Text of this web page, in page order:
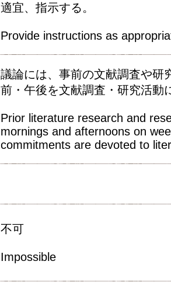
適宜、指示する。
Provide instructions as
議論には、事前の文献調査や研
前・午後を文献調査・研究活動
Prior literature research and
mornings and afternoons on
commitments are devoted to
不可
Impossible